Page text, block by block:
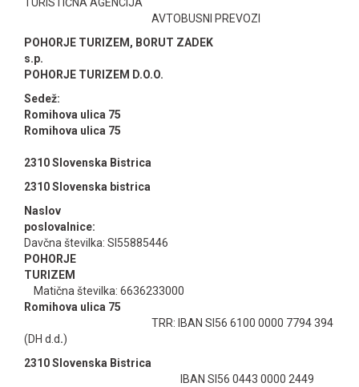
TURISTIČNA AGENCIJA
AVTOBUSNI PREVOZI
POHORJE TURIZEM, BORUT ZADEK
s.p.
POHORJE TURIZEM D.O.O.
Romihova ulica 75
Romihova ulica 75
2310 Slovenska Bistrica
2310 Slovenska bistrica
Naslov
Davčna številka: SI55885446
POHORJE
Matična številka: 6636233000
Romihova ulica 75
TRR: IBAN SI56 6100 0000 7794 394
(DH d.d.)
2310 Slovenska Bistrica
IBAN SI56 0443 0000 2449